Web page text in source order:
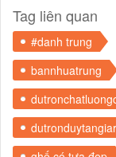
Tag liên quan
#danh trung
bannhuatrung